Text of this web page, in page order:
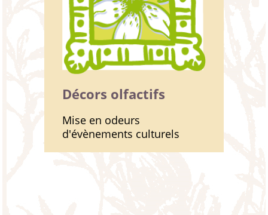
Décors olfactifs
Mise en odeurs
d'évènements culturels